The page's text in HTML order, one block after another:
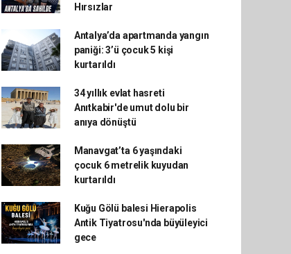
Hırsızlar
Antalya’da apartmanda yangın
paniği: 3’ü çocuk 5 kişi
kurtarıldı
34 yıllık evlat hasreti
Anıtkabir'de umut dolu bir
anıya dönüştü
Manavgat’ta 6 yaşındaki
çocuk 6 metrelik kuyudan
kurtarıldı
Kuğu Gölü balesi Hierapolis
Antik Tiyatrosu'nda büyüleyici
gece